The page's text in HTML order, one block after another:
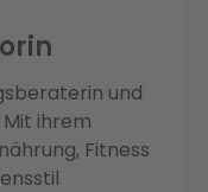
und
ihrem
Fitness